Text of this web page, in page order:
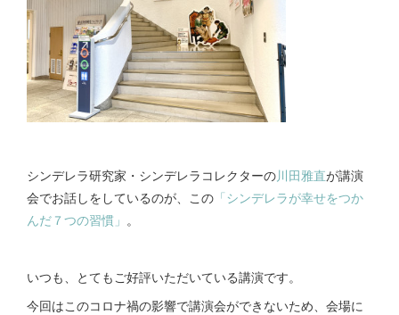
シンデレラ研究家・シンデレラコレクターの川田雅直が講演
会でお話しをしているのが、この 「シンデレラが幸せをつか
んだ７つの習慣」 。
いつも、とてもご好評いただいている講演です。
今回はこのコロナ禍の影響で講演会ができないため、会場に